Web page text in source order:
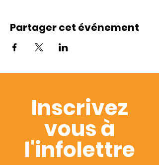
Partager cet événement
Inscrivez
vous à
l'infolettre